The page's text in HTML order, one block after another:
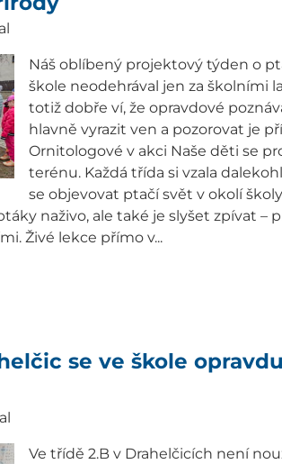
Náš oblíbený projektový týden o
škole neodehrával jen za školními
totiž dobře ví, že opravdové
hlavně vyrazit ven a pozorovat je
Ornitologové v akci Naše děti se
terénu. Každá třída si vzala
se objevovat ptačí svět v okolí
naživo, ale také je slyšet zpívat –
Živé lekce přímo v...
se ve škole
Ve třídě 2.B v Drahelčicích není